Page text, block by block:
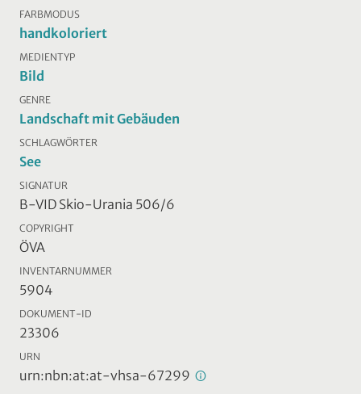
FARBMODUS
handkoloriert
MEDIENTYP
Bild
GENRE
Landschaft mit Gebäuden
SCHLAGWÖRTER
See
SIGNATUR
B-VID Skio-Urania 506/6
COPYRIGHT
ÖVA
INVENTARNUMMER
5904
DOKUMENT-ID
23306
URN
urn:nbn:at:at-vhsa-67299